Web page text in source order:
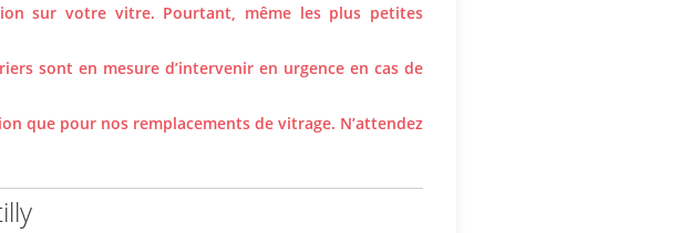
sur votre vitre. Pourtant, même les plus petites
sont en mesure d’intervenir en urgence en cas de
que pour nos remplacements de vitrage. N’attendez